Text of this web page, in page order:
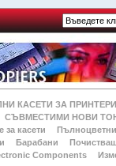
КАСЕТИ ЗА
СЪВМЕСТИМИ НОВИ
за касети
Барабани
Components